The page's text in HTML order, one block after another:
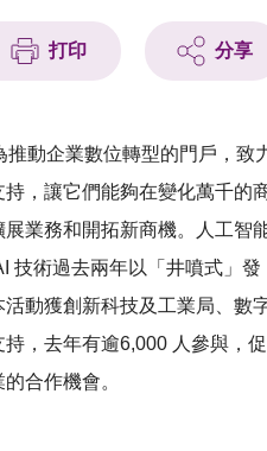
打印 分享
動企業數位轉型的門戶，致
，讓它們能夠在變化萬千的
業務和開拓新商機。人工智
技術過去兩年以「井噴式」發
動獲創新科技及工業局、數
，去年有逾6,000 人參與，促
合作機會。